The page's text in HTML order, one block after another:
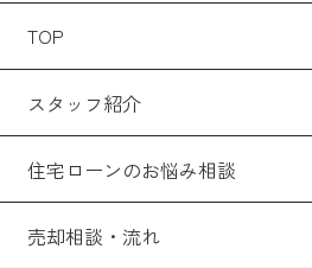
TOP
スタッフ紹介
住宅ローンのお悩み相談
売却相談・流れ